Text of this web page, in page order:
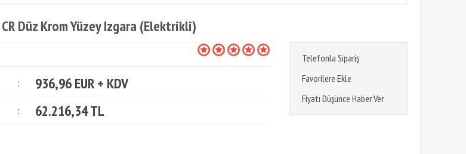
Düz Krom Yüzey Izgara (Elektrikli)
Telefonla Sipariş
Favorilere Ekle
Fiyatı Düşünce Haber Ver
: 936,96 EUR + KDV
: 62.216,34 TL